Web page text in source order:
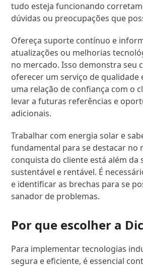
tudo esteja funcionando
dúvidas ou preocupações que
Ofereça suporte contínuo e
atualizações ou melhorias
no mercado. Isso demonstra seu
oferecer um serviço de qualidade
uma relação de confiança com o
levar a futuras referências e
adicionais.
Trabalhar com energia solar e
fundamental para se destacar no
conquista do cliente está além da
sustentável e rentável. É
e identificar as brechas para se
sanador de problemas.
Por que escolher a
Para implementar tecnologias
segura e eficiente, é essencial